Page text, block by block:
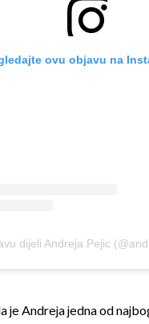
ovu objavu na
dijeli Andreja Pejic
je Andreja jedna od